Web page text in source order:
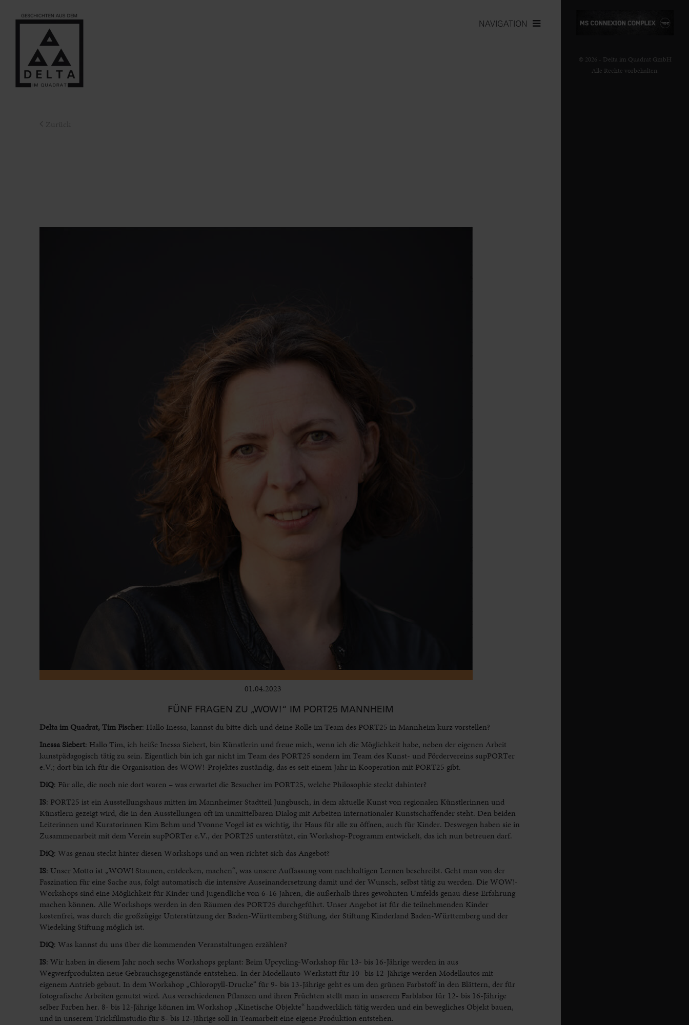
NAVIGATION
01.04.2023
FÜNF FRAGEN ZU „WOW!“ IM PORT25 MANNHEIM
Delta im Quadrat, Tim Fischer: Hallo Inessa, kannst du bitte dich und deine Rolle im Team des PORT25 in Mannheim kurz vorstellen?
Inessa Siebert: Hallo Tim, ich heiße Inessa Siebert, bin Künstlerin und freue mich, wenn ich die Möglichkeit habe, neben der eigenen Arbeit
kunstpädagogisch tätig zu sein. Eigentlich bin ich gar nicht im Team des PORT25 sondern im Team des Kunst- und Fördervereins supPORTer
e.V.; dort bin ich für die Organisation des WOW!-Projektes zuständig, das es seit einem Jahr in Kooperation mit PORT25 gibt.
DiQ: Für alle, die noch nie dort waren – was erwartet die Besucher im PORT25, welche Philosophie steckt dahinter?
IS: PORT25 ist ein Ausstellungshaus mitten im Mannheimer Stadtteil Jungbusch, in dem aktuelle Kunst von regionalen Künstlerinnen und
Künstlern gezeigt wird, die in den Ausstellungen oft im unmittelbaren Dialog mit Arbeiten internationaler Kunstschaffender steht. Den beiden
Leiterinnen und Kuratorinnen Kim Behm und Yvonne Vogel ist es wichtig, ihr Haus für alle zu öffnen, auch für Kinder. Deswegen haben sie in
Zusammenarbeit mit dem Verein supPORTer e.V., der PORT25 unterstützt, ein Workshop-Programm entwickelt, das ich nun betreuen darf.
DiQ: Was genau steckt hinter diesen Workshops und an wen richtet sich das Angebot?
IS: Unser Motto ist „WOW! Staunen, entdecken, machen“, was unsere Auffassung vom nachhaltigen Lernen beschreibt. Geht man von der
Faszination für eine Sache aus, folgt automatisch die intensive Auseinandersetzung damit und der Wunsch, selbst tätig zu werden. Die WOW!-
Workshops sind eine Möglichkeit für Kinder und Jugendliche von 6-16 Jahren, die außerhalb ihres gewohnten Umfelds genau diese Erfahrung
machen können. Alle Workshops werden in den Räumen des PORT25 durchgeführt. Unser Angebot ist für die teilnehmenden Kinder
kostenfrei, was durch die großzügige Unterstützung der Baden-Württemberg Stiftung, der Stiftung Kinderland Baden-Württemberg und der
Wiedeking Stiftung möglich ist.
DiQ: Was kannst du uns über die kommenden Veranstaltungen erzählen?
IS: Wir haben in diesem Jahr noch sechs Workshops geplant: Beim Upcycling-Workshop für 13- bis 16-Jährige werden in aus
Wegwerfprodukten neue Gebrauchsgegenstände entstehen. In der Modellauto-Werkstatt für 10- bis 12-Jährige werden Modellautos mit
eigenem Antrieb gebaut. In dem Workshop „Chloropyll-Drucke“ für 9- bis 13-Jährige geht es um den grünen Farbstoff in den Blättern, der für
fotografische Arbeiten genutzt wird. Aus verschiedenen Pflanzen und ihren Früchten stellt man in unserem Farblabor für 12- bis 16-Jährige
selber Farben her. 8- bis 12-Jährige können im Workshop „Kinetische Objekte“ handwerklich tätig werden und ein bewegliches Objekt bauen,
und in unserem Trickfilmstudio für 8- bis 12-Jährige soll in Teamarbeit eine eigene Produktion entstehen.
© 2026 - Delta im Quadrat GmbH
Alle Rechte vorbehalten.